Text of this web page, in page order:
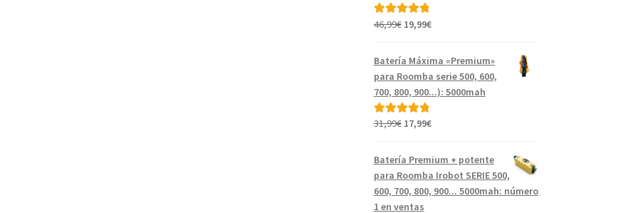
Valorado con
46,99€ El
original
46,99€.
19,99€El
actual
19,99€.
Batería Máxima «Premium»
para Roomba serie 500, 600,
700, 800, 900...): 5000mah
Valorado con
31,99€ El
original
31,99€.
17,99€El
actual
es:
17,99€.
Batería Premium + potente
para Roomba Irobot SERIE 500,
600, 700, 800, 900... 5000mah: número
1 en ventas